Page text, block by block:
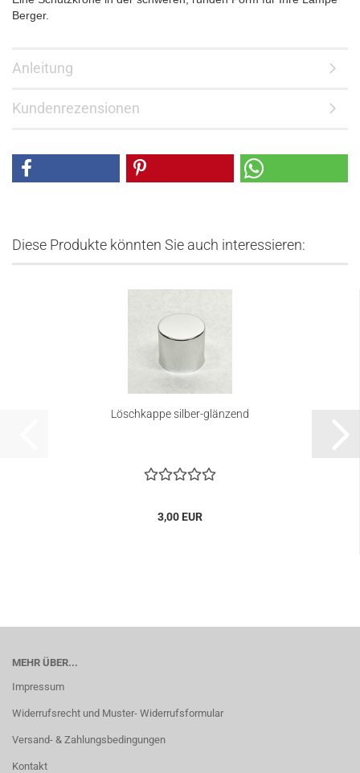
Berger.
Anleitung
Kundenrezensionen
Diese Produkte könnten Sie auch interessieren:
Löschkappe silber-glänzend
3,00 EUR
MEHR ÜBER...
Impressum
Widerrufsrecht und Muster- Widerrufsformular
Versand- & Zahlungsbedingungen
Kontakt